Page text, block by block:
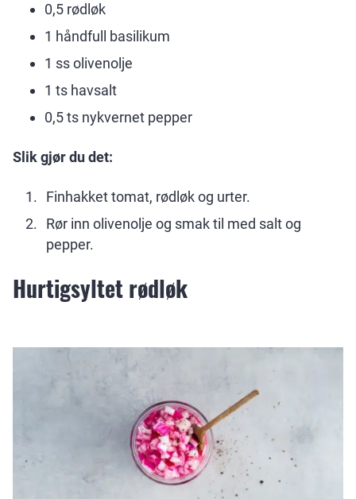
0,5 rødløk
1 håndfull basilikum
1 ss olivenolje
1 ts havsalt
0,5 ts nykvernet pepper
Slik gjør du det:
Finhakket tomat, rødløk og urter.
Rør inn olivenolje og smak til med salt og
pepper.
Hurtigsyltet rødløk